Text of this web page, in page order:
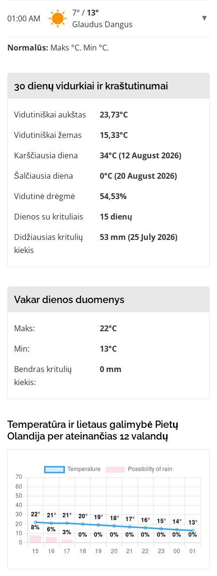
01:00 AM
7° / 13°
Glaudus Dangus
Normalūs: Maks °C. Min °C.
30 dienų vidurkiai ir kraštutinumai
Vidutiniškai aukštas
23,73°C
Vidutiniškai žemas
15,33°C
Karščiausia diena
34°C (12 August 2026)
Šalčiausia diena
0°C (20 August 2026)
Vidutinė drėgmė
54,53%
Dienos su krituliais
15 dienų
Didžiausias kritulių
kiekis
53 mm (25 July 2026)
Vakar dienos duomenys
Maks:
22°C
Min:
13°C
Bendras kritulių
kiekis:
0 mm
Temperatūra ir lietaus galimybė Pietų
Olandija per ateinančias 12 valandų